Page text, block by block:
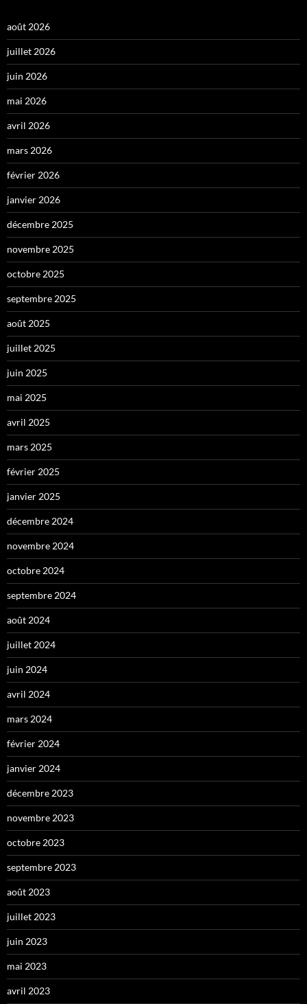
août 2026
juillet 2026
juin 2026
mai 2026
avril 2026
mars 2026
février 2026
janvier 2026
décembre 2025
novembre 2025
octobre 2025
septembre 2025
août 2025
juillet 2025
juin 2025
mai 2025
avril 2025
mars 2025
février 2025
janvier 2025
décembre 2024
novembre 2024
octobre 2024
septembre 2024
août 2024
juillet 2024
juin 2024
avril 2024
mars 2024
février 2024
janvier 2024
décembre 2023
novembre 2023
octobre 2023
septembre 2023
août 2023
juillet 2023
juin 2023
mai 2023
avril 2023